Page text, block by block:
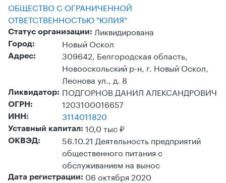
ОБЩЕСТВО С ОГРАНИЧЕННОЙ
ОТВЕТСТВЕННОСТЬЮ "ЮЛИЯ"
Статус организации: Ликвидирована
Город: Новый Оскол
Адрес:
309642, Белгородская область,
Новооскольский р-н, г. Новый Оскол,
Леонова ул., д. 8
Ликвидатор: ПОДГОРНОВ ДАНИЛ АЛЕКСАНДРОВИЧ
ОГРН: 1203100016657
ИНН: 3114011820
Уставный капитал: 10,0 тыс ₽
ОКВЭД:
56.10.21 Деятельность предприятий
общественного питания с
обслуживанием на вынос
Дата регистрации: 06 октября 2020